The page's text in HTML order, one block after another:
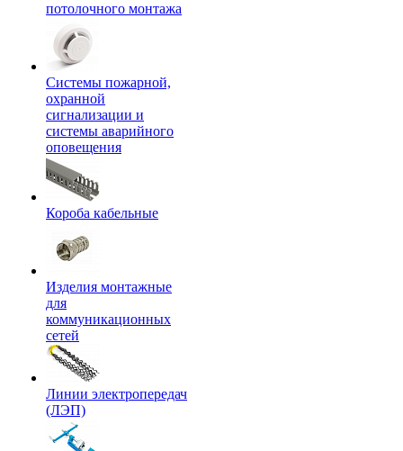
потолочного монтажа
Системы пожарной,
охранной
сигнализации и
системы аварийного
оповещения
Короба кабельные
Изделия монтажные
для
коммуникационных
сетей
Линии электропередач
(ЛЭП)